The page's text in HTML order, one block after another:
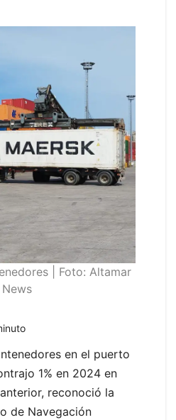
| Foto: Altamar
News
en el puerto
1% en 2024 en
reconoció la
de Navegación